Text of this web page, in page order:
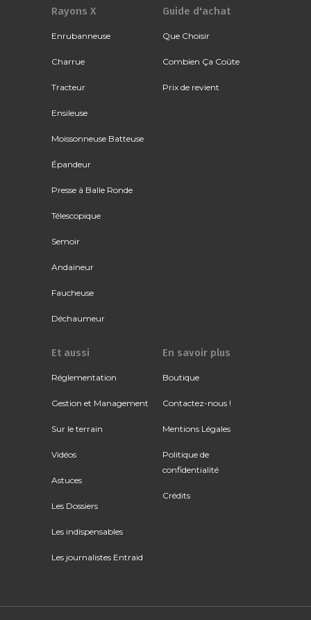
Rayons X
Enrubanneuse
Charrue
Tracteur
Ensileuse
Moissonneuse Batteuse
Épandeur
Presse à Balle Ronde
Télescopique
Semoir
Andaineur
Faucheuse
Déchaumeur
Guide d'achat
Que Choisir
Combien Ça Coûte
Prix de revient
Et aussi
Réglementation
Gestion et Management
Sur le terrain
Vidéos
Astuces
Les Dossiers
Les indispensables
Les journalistes Entraid
En savoir plus
Boutique
Contactez-nous !
Mentions Légales
Politique de
confidentialité
Crédits